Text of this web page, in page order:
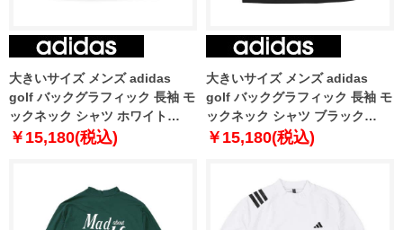
大きいサイズ メンズ adidas
golf バックグラフィック 長袖 モ
ックネック シャツ ホワイト
1278-5351-1 3XL 4XL 5XL
￥15,180(税込)
大きいサイズ メンズ adidas
golf バックグラフィック 長袖 モ
ックネック シャツ ブラック
1278-5351-2 3XL 4XL 5XL
￥15,180(税込)